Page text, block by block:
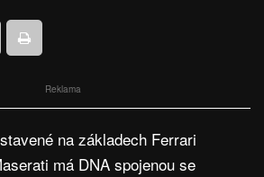
Reklama
na základech Ferrari
má DNA spojenou se